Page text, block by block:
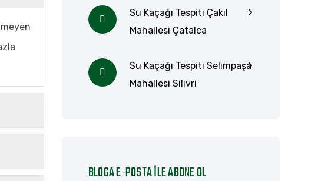
Su Kaçağı Tespiti Çakıl
Mahallesi Çatalca
Su Kaçağı Tespiti Selimpaşa
Mahallesi Silivri
BLOGA E-POSTA ILE ABONE OL